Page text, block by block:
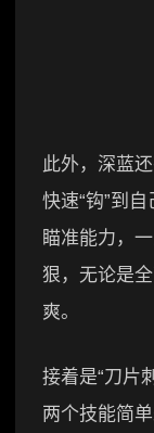
此外，深蓝
快速“钩”到
瞄准能力，
狠，无论是
爽。
接着是“刀片
两个技能简